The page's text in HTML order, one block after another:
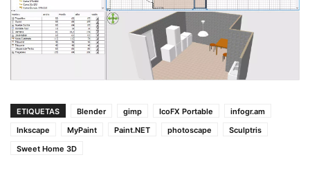
ETIQUETAS Blender gimp IcoFX Portable
infogr.am
Inkscape
MyPaint Paint.NET photoscape
Sculptris
Sweet Home 3D